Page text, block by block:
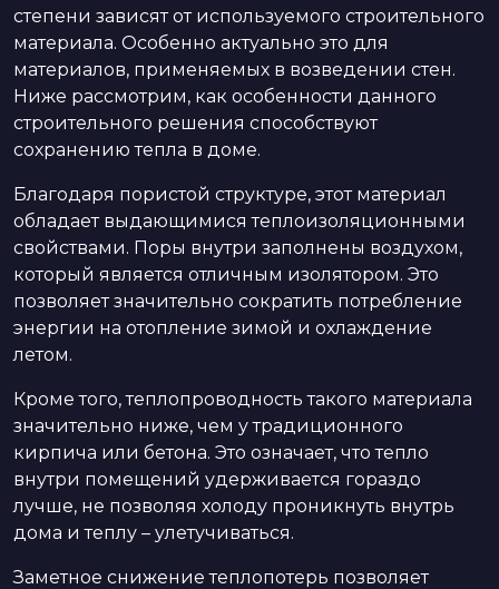
степени зависят от используемого строительного
материала. Особенно актуально это для
материалов, применяемых в возведении стен.
Ниже рассмотрим, как особенности данного
строительного решения способствуют
сохранению тепла в доме.
Благодаря пористой структуре, этот материал
обладает выдающимися теплоизоляционными
свойствами. Поры внутри заполнены воздухом,
который является отличным изолятором. Это
позволяет значительно сократить потребление
энергии на отопление зимой и охлаждение
летом.
Кроме того, теплопроводность такого материала
значительно ниже, чем у традиционного
кирпича или бетона. Это означает, что тепло
внутри помещений удерживается гораздо
лучше, не позволяя холоду проникнуть внутрь
дома и теплу – улетучиваться.
Заметное снижение теплопотерь позволяет